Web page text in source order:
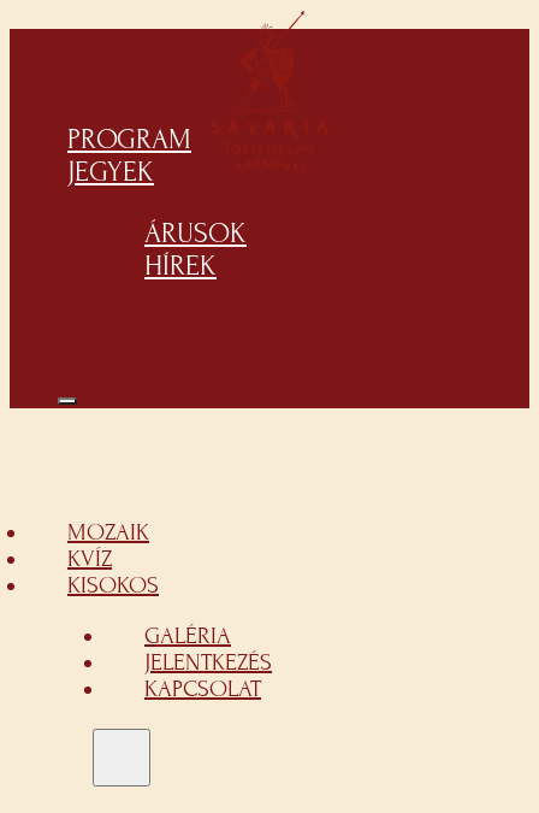
PROGRAM
JEGYEK
ÁRUSOK
HÍREK
MOZAIK
KVÍZ
KISOKOS
GALÉRIA
JELENTKEZÉS
KAPCSOLAT